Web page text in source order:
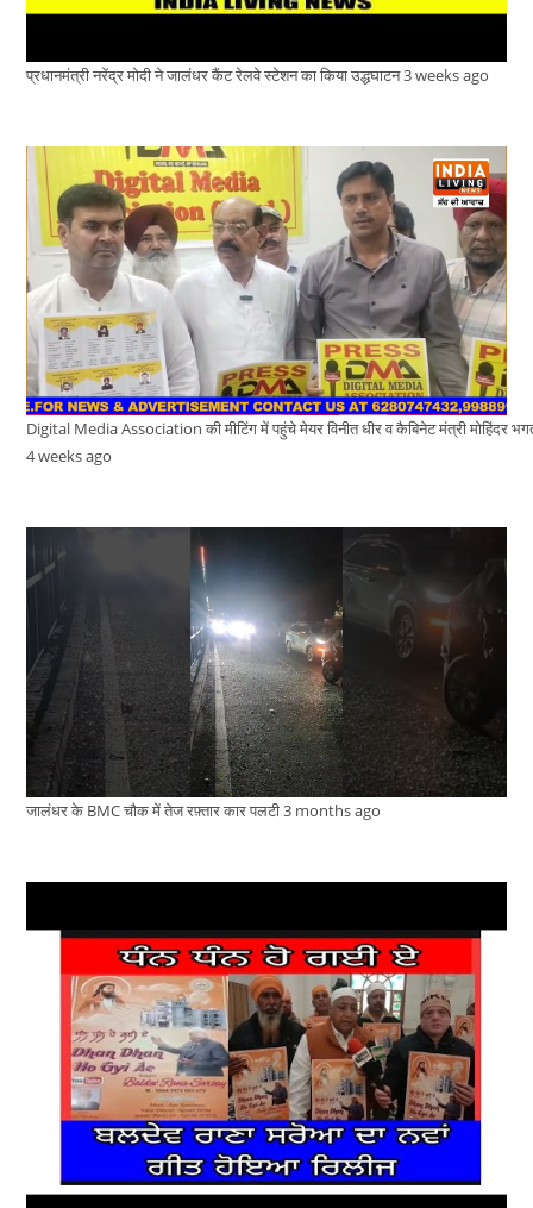
प्रधानमंत्री नरेंद्र मोदी ने जालंधर कैंट रेलवे स्टेशन का किया उद्धघाटन3 weeks ago
Digital Media Association की मीटिंग में पहुंचे मेयर विनीत धीर व कैबिनेट मंत्री मोहिंदर
4 weeks ago
जालंधर के BMC चौक में तेज रफ़्तार कार पलटी3 months ago